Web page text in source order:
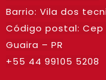
Barrio: Vila dos
Código postal: Cep
Guaira – PR
+55 44 99105 5208